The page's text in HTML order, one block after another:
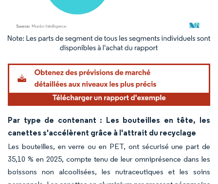
Image © Mordor Intelligence. La réutilisation nécessite une attribution sous CC BY
Par type de contenant : Les bouteilles en tête, les
canettes s'accélèrent grâce à l'attrait du recyclage
Les bouteilles, en verre ou en PET, ont sécurisé une part de
35,10 % en 2025, compte tenu de leur omniprésence dans les
boissons non alcoolisées, les nutraceutiques et les soins